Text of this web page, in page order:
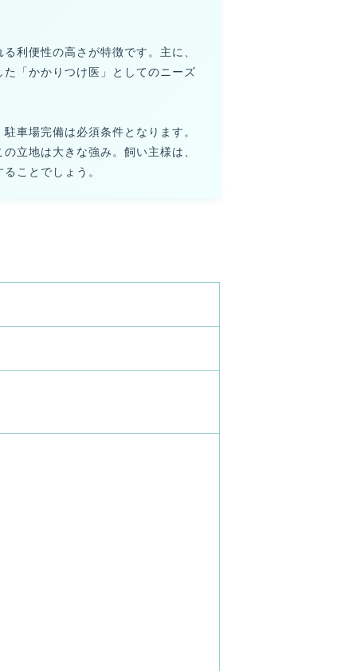
利便性の高さが特徴です。主に、
「かかりつけ医」としてのニーズ
車場完備は必須条件となります。
立地は大きな強み。飼い主様は、
ことでしょう。